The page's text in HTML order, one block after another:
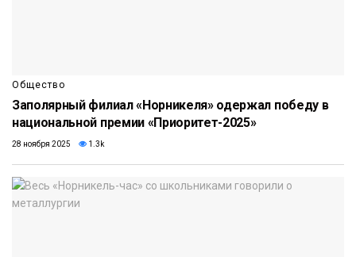
Общество
Заполярный филиал «Норникеля» одержал победу в
национальной премии «Приоритет-2025»
28 ноября 2025 1.3k